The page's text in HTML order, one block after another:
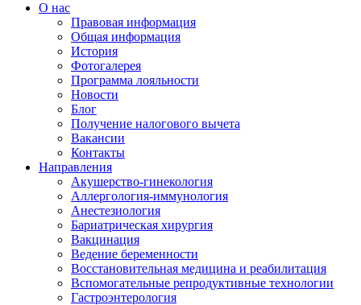
О нас
Правовая информация
Общая информация
История
Фотогалерея
Программа лояльности
Новости
Блог
Получение налогового вычета
Вакансии
Контакты
Направления
Акушерство-гинекология
Аллергология-иммунология
Анестезиология
Бариатрическая хирургия
Вакцинация
Ведение беременности
Восстановительная медицина и реабилитация
Вспомогательные репродуктивные технологии
Гастроэнтерология